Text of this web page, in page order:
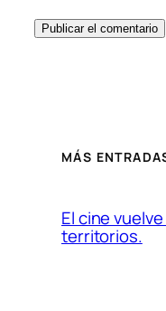
MÁS
El cine
territorios.